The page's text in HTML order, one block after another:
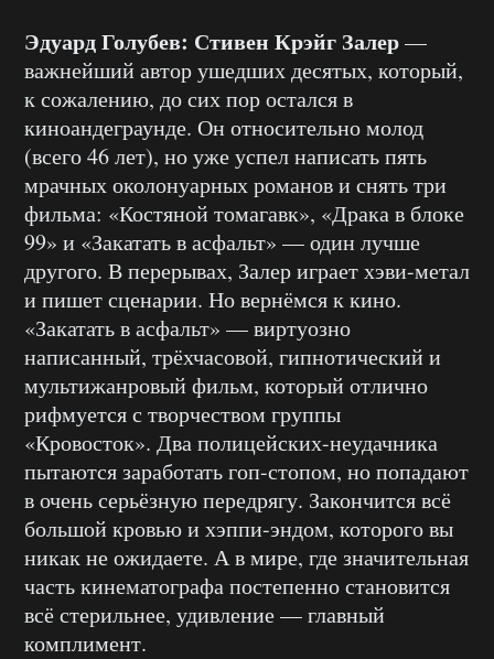
Эдуард Голубев: Стивен Крэйг Залер—
важнейший автор ушедших десятых, который,
к сожалению, до сих пор остался в
киноандеграунде. Он относительно молод
(всего 46 лет), но уже успел написать пять
мрачных околонуарных романов и снять три
фильма: «Костяной томагавк», «Драка в блоке
99» и «Закатать в асфальт» — один лучше
другого. В перерывах, Залер играет хэви-метал
и пишет сценарии. Но вернёмся к кино.
«Закатать в асфальт» — виртуозно
написанный, трёхчасовой, гипнотический и
мультижанровый фильм, который отлично
рифмуется с творчеством группы
«Кровосток». Два полицейских-неудачника
пытаются заработать гоп-стопом, но попадают
в очень серьёзную передрягу. Закончится всё
большой кровью и хэппи-эндом, которого вы
никак не ожидаете. А в мире, где значительная
часть кинематографа постепенно становится
всё стерильнее, удивление — главный
комплимент.